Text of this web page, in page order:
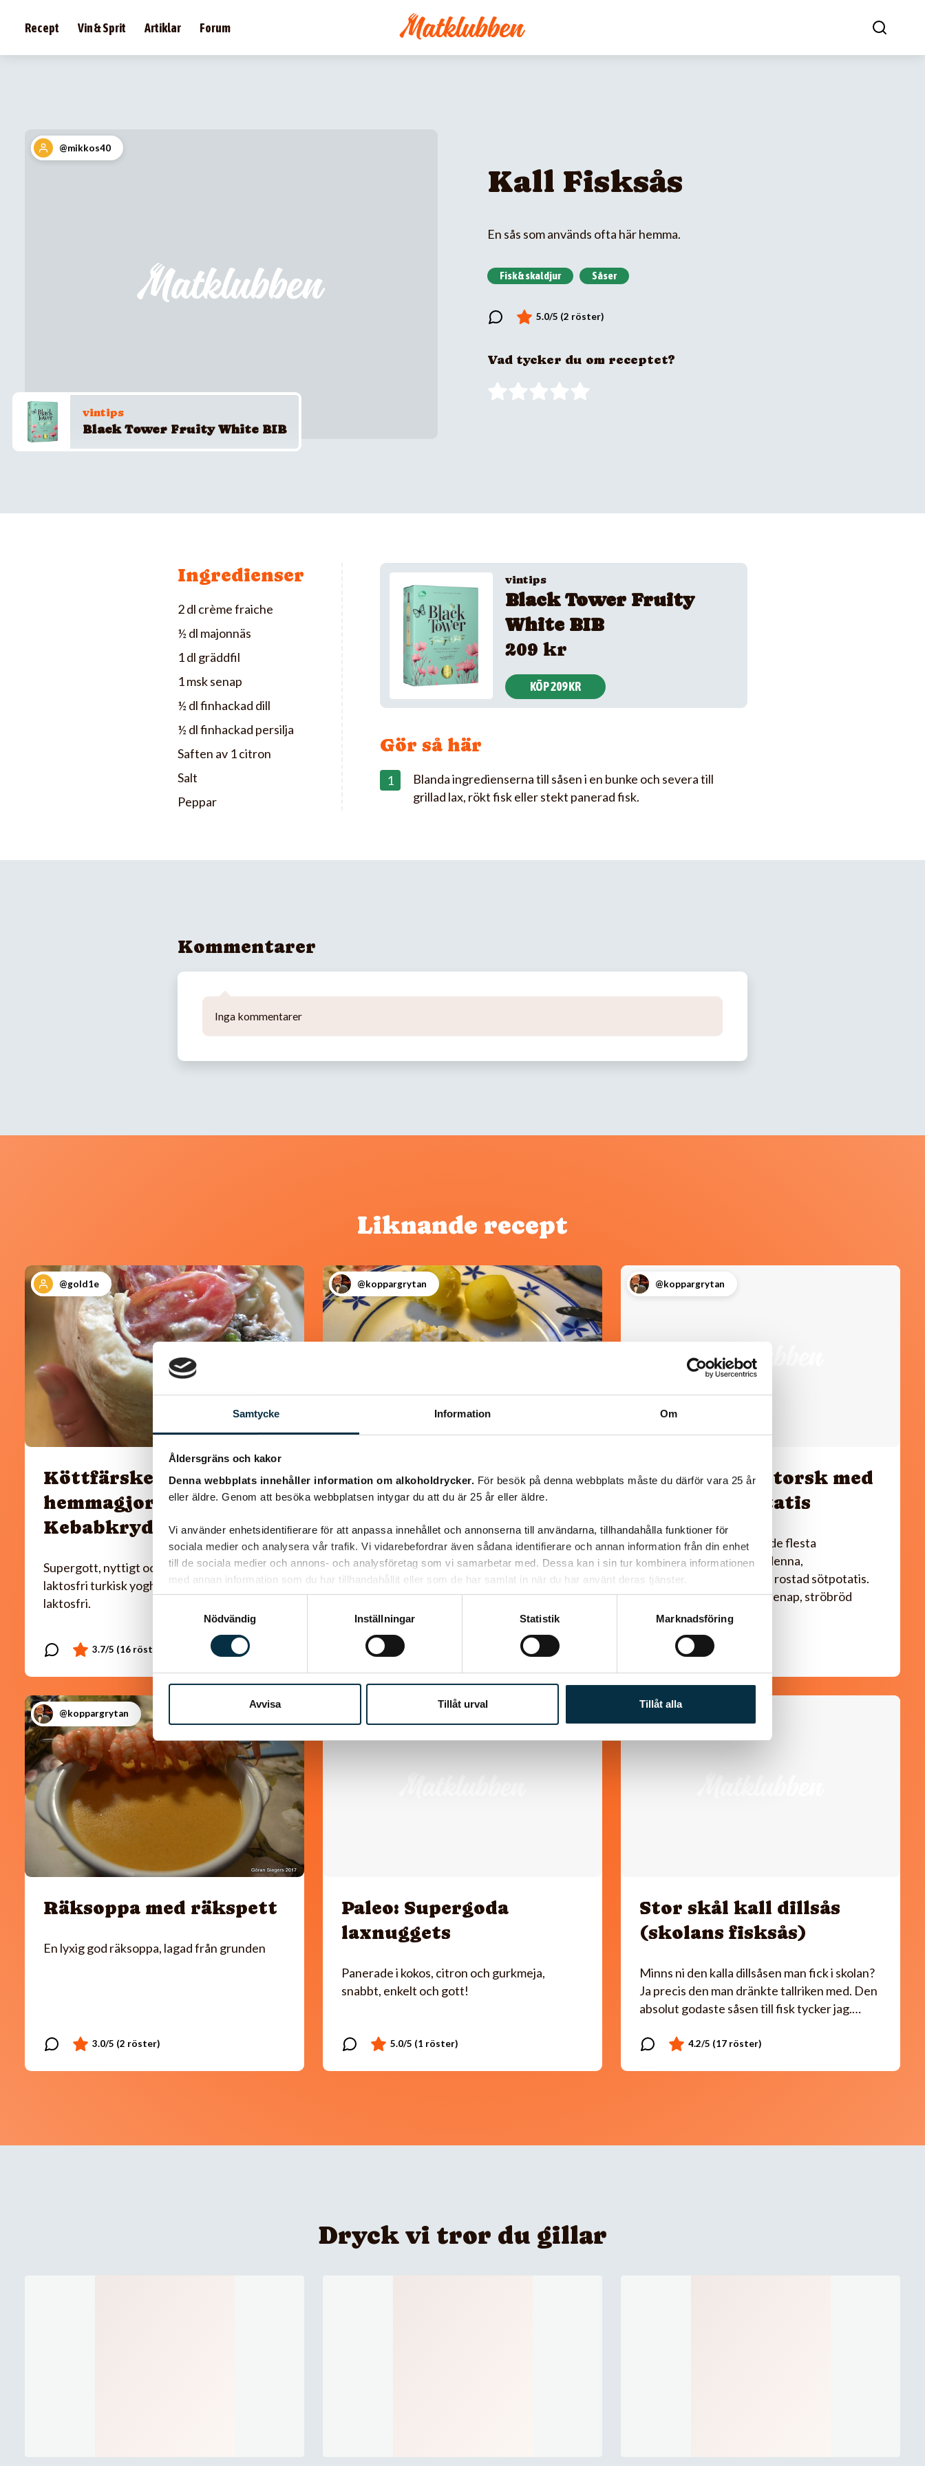
Samtycke Information Om
Åldersgräns och kakor
Denna webbplats innehåller information om alkoholdrycker. För besök på denna webbplats måste du därför vara 25 år
eller äldre. Genom att besöka webbplatsen intygar du att du är 25 år eller äldre.
Vi använder enhetsidentifierare för att anpassa innehållet och annonserna till användarna, tillhandahålla funktioner för
sociala medier och analysera vår trafik. Vi vidarebefordrar även sådana identifierare och annan information från din enhet
till de sociala medier och annons- och analysföretag som vi samarbetar med. Dessa kan i sin tur kombinera informationen
med annan information som du har tillhandahållit eller som de har samlat in när du har använt deras tjänster.
Nödvändig
Inställningar Statistik Marknadsföring
Avvisa Tillåt urval Tillåt alla
Recept Vin & Sprit Artiklar Forum
@mikkos40
vintips
Black Tower Fruity White BIB
Kall Fisksås
En sås som används ofta här hemma.
Fisk & skaldjur Såser
Vad tycker du om receptet?
Ingredienser
2 dl crème fraiche
½ dl majonnäs
1 dl gräddfil
1 msk senap
½ dl finhackad dill
½ dl finhackad persilja
Saften av 1 citron
Salt
Peppar
vintips
Black Tower Fruity
White BIB
209 kr
KÖP 209 KR
Gör så här
Blanda ingredienserna till såsen i en bunke och severa till
grillad lax, rökt fisk eller stekt panerad fisk.
Kommentarer
Inga kommentarer
Liknande recept
@gold1e
Köttfärskebab med
hemmagjord
Kebabkrydda
Supergott, nyttigt och enkelt! Jag använder
laktosfri turkisk yoghurt, så blir rätten helt
laktosfri.
@koppargrytan
Godaste sillröran
@koppargrytan
Senapsbakad torsk med
rostad sötpotatis
En rätt som går hem hos de flesta
familjemedlemmarna är denna,
senapsbakade torsk med rostad sötpotatis.
Torsken får ett täcke av senap, ströbröd
samt…
@koppargrytan
Räksoppa med räkspett
En lyxig god räksoppa, lagad från grunden
Paleo: Supergoda
laxnuggets
Panerade i kokos, citron och gurkmeja,
snabbt, enkelt och gott!
Stor skål kall dillsås
(skolans fisksås)
Minns ni den kalla dillsåsen man fick i skolan?
Ja precis den man dränkte tallriken med. Den
absolut godaste såsen till fisk tycker jag.…
Dryck vi tror du gillar